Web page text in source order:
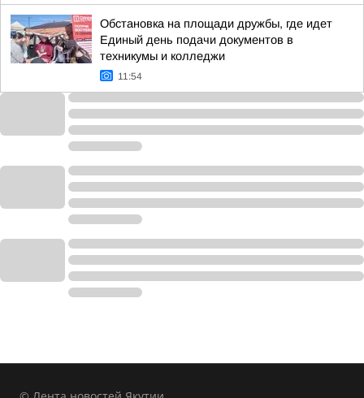
Обстановка на площади дружбы, где идет
Единый день подачи документов в
техникумы и колледжи
11:54